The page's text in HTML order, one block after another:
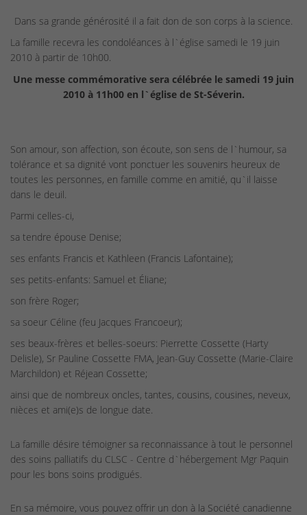
Dans sa grande générosité il a fait don de son corps à la science.
La famille recevra les condoléances à l`église samedi le 19 juin
2010 à partir de 10h00.
Une messe commémorative sera célébrée le samedi 19 juin
2010 à 11h00 en l`église de St-Séverin.
Son amour, son affection, son écoute, son sens de l`humour, sa
tolérance et sa dignité vont ponctuer les souvenirs heureux de
toutes les personnes, en famille comme en amitié, qu`il laisse
dans le deuil.
Parmi celles-ci,
sa tendre épouse Denise;
ses enfants Francis et Kathleen (Francis Lafontaine);
ses petits-enfants: Samuel et Éliane;
son frère Roger;
sa soeur Céline (feu Jacques Francoeur);
ses beaux-frères et belles-soeurs: Pierrette Cossette (Harty
Delisle), Sr Pauline Cossette FMA, Jean-Guy Cossette (Marie-Claire
Marchildon) et Réjean Cossette;
ainsi que de nombreux oncles, tantes, cousins, cousines, neveux,
nièces et ami(e)s de longue date.
La famille désire témoigner sa reconnaissance à tout le personnel
des soins palliatifs du CLSC - Centre d`hébergement Mgr Paquin
pour les bons soins prodigués.
En sa mémoire, vous pouvez offrir un don à la Société canadienne